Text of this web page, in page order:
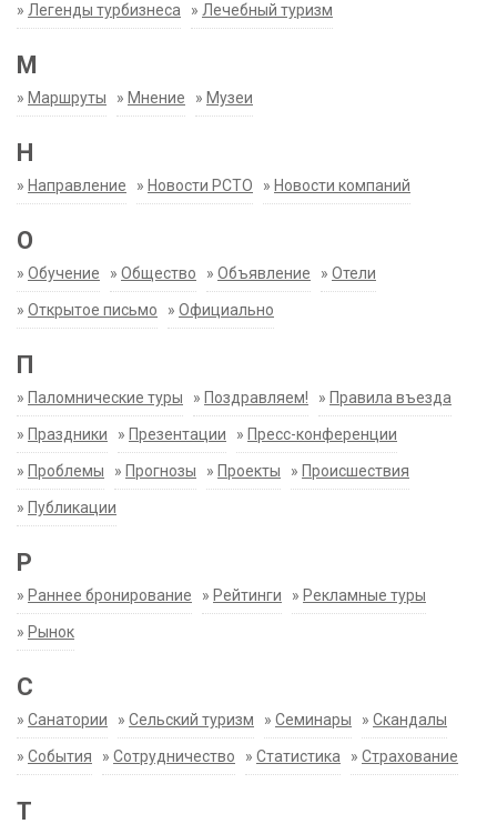
» Легенды турбизнеса » Лечебный туризм
М
» Маршруты » Мнение » Музеи
Н
» Направление » Новости РСТО » Новости компаний
О
» Обучение » Общество » Объявление » Отели
» Открытое письмо » Официально
П
» Паломнические туры » Поздравляем! » Правила въезда
» Праздники » Презентации » Пресс-конференции
» Проблемы » Прогнозы » Проекты » Происшествия
» Публикации
Р
» Раннее бронирование » Рейтинги » Рекламные туры
» Рынок
С
» Санатории » Сельский туризм » Семинары » Скандалы
» События » Сотрудничество » Статистика » Страхование
Т